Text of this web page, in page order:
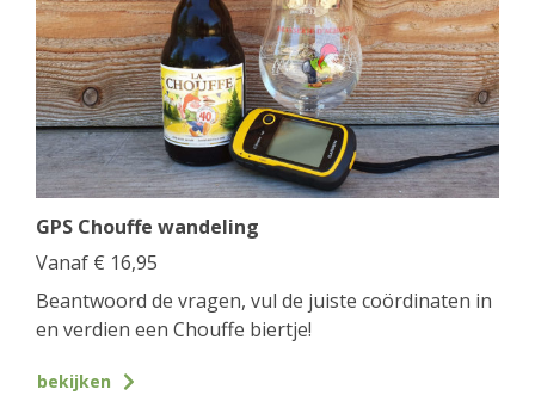
GPS Chouffe wandeling
Vanaf € 16,95
Beantwoord de vragen, vul de juiste coördinaten in
en verdien een Chouffe biertje!
bekijken